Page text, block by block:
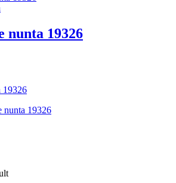
nunta 19326
19326
19326